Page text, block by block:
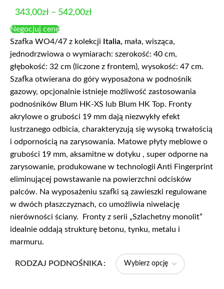
343,00zł – 542,00zł
Negocjuj cenę
Szafka WO4/47 z kolekcji Italia, mała, wisząca,
jednodrzwiowa o wymiarach: szerokość: 40 cm,
głębokość: 32 cm (liczone z frontem), wysokość: 47 cm.
Szafka otwierana do góry wyposażona w podnośnik
gazowy, opcjonalnie istnieje możliwość zastosowania
podnośników Blum HK-XS lub Blum HK Top. Fronty
akrylowe o grubości 19 mm dają niezwykły efekt
lustrzanego odbicia, charakteryzują się wysoką trwałością
i odpornością na zarysowania. Matowe płyty meblowe o
grubości 19 mm, aksamitne w dotyku , super odporne na
zarysowanie, produkowane w technologii Anti Fingerprint
eliminującej powstawanie na powierzchni odcisków
palców. Na wyposażeniu szafki są zawieszki regulowane
w dwóch płaszczyznach, co umożliwia niwelację
nierówności ściany. Fronty z serii „Szlachetny monolit”
idealnie oddają strukturę betonu, tynku, metalu i
marmuru.
RODZAJ PODNOŚNIKA